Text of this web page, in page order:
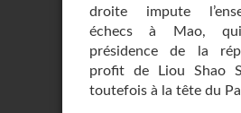
droite impute
échecs à Mao,
présidence de la
profit de Liou Shao
toutefois à la tête du